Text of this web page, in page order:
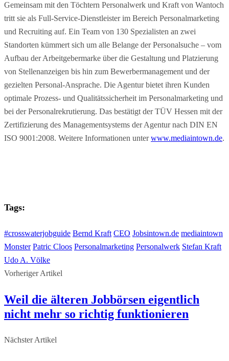
Gemeinsam mit den Töchtern Personalwerk und Kraft von Wantoch
tritt sie als Full-Service-Dienstleister im Bereich Personalmarketing
und Recruiting auf. Ein Team von 130 Spezialisten an zwei
Standorten kümmert sich um alle Belange der Personalsuche – vom
Aufbau der Arbeitgebermarke über die Gestaltung und Platzierung
von Stellenanzeigen bis hin zum Bewerbermanagement und der
gezielten Personal-Ansprache. Die Agentur bietet ihren Kunden
optimale Prozess- und Qualitätssicherheit im Personalmarketing und
bei der Personalrekrutierung. Das bestätigt der TÜV Hessen mit der
Zertifizierung des Managementsystems der Agentur nach DIN EN
ISO 9001:2008. Weitere Informationen unterwww.mediaintown.de.
Tags:
#crosswaterjobguide Bernd Kraft CEO Jobsintown.de mediaintown
Monster Patric Cloos Personalmarketing Personalwerk Stefan Kraft
Udo A. Völke
Vorheriger Artikel
Weil die älteren Jobbörsen eigentlich
nicht mehr so richtig funktionieren
Nächster Artikel